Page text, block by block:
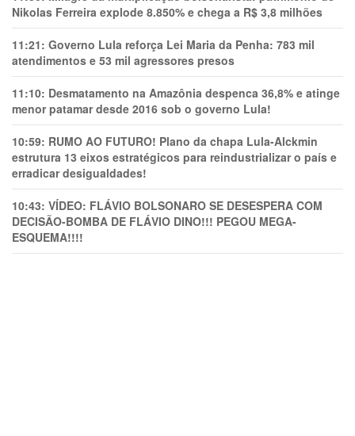
Nikolas Ferreira explode 8.850% e chega a R$ 3,8 milhões
11:21: Governo Lula reforça Lei Maria da Penha: 783 mil
atendimentos e 53 mil agressores presos
11:10: Desmatamento na Amazônia despenca 36,8% e atinge
menor patamar desde 2016 sob o governo Lula!
10:59: RUMO AO FUTURO! Plano da chapa Lula-Alckmin
estrutura 13 eixos estratégicos para reindustrializar o país e
erradicar desigualdades!
10:43: VÍDEO: FLÁVIO BOLSONARO SE DESESPERA COM
DECISÃO-BOMBA DE FLÁVIO DINO!!! PEGOU MEGA-
ESQUEMA!!!!